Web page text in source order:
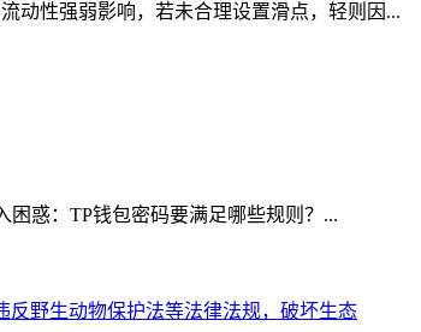
动性强弱影响，若未合理设置滑点，轻则因...
惑：TP钱包密码要满足哪些规则？...